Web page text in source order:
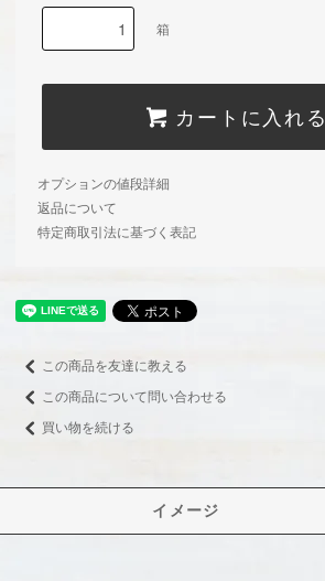
箱
カートに入れる
オプションの値段詳細
返品について
特定商取引法に基づく表記
この商品を友達に教える
この商品について問い合わせる
買い物を続ける
イメージ